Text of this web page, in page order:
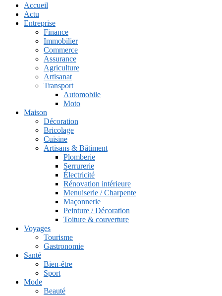
Accueil
Actu
Entreprise
Finance
Immobilier
Commerce
Assurance
Agriculture
Artisanat
Transport
Automobile
Moto
Maison
Décoration
Bricolage
Cuisine
Artisans & Bâtiment
Plomberie
Serrurerie
Électricité
Rénovation intérieure
Menuiserie / Charpente
Maçonnerie
Peinture / Décoration
Toiture & couverture
Voyages
Tourisme
Gastronomie
Santé
Bien-être
Sport
Mode
Beauté